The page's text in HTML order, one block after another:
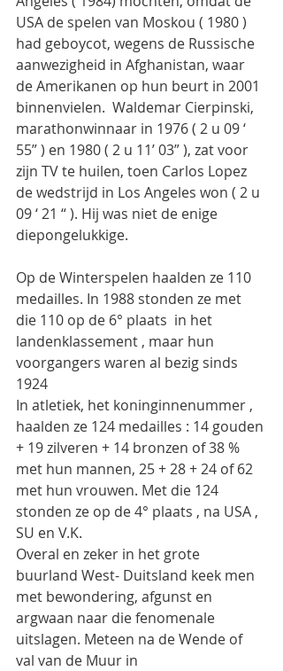
USA de spelen van Moskou ( 1980 )
had geboycot, wegens de Russische
aanwezigheid in Afghanistan, waar
de Amerikanen op hun beurt in 2001
binnenvielen.  Waldemar Cierpinski,
marathonwinnaar in 1976 ( 2 u 09 ‘
55” ) en 1980 ( 2 u 11’ 03” ), zat voor
zijn TV te huilen, toen Carlos Lopez
de wedstrijd in Los Angeles won ( 2 u
09 ‘ 21 “ ). Hij was niet de enige
diepongelukkige.
Op de Winterspelen haalden ze 110
medailles. In 1988 stonden ze met
die 110 op de 6° plaats  in het
landenklassement , maar hun
voorgangers waren al bezig sinds
1924
In atletiek, het koninginnenummer ,
haalden ze 124 medailles : 14 gouden
+ 19 zilveren + 14 bronzen of 38 %
met hun mannen, 25 + 28 + 24 of 62
met hun vrouwen. Met die 124
stonden ze op de 4° plaats , na USA ,
SU en V.K.
Overal en zeker in het grote
buurland West- Duitsland keek men
met bewondering, afgunst en
argwaan naar die fenomenale
uitslagen. Meteen na de Wende of
val van de Muur in